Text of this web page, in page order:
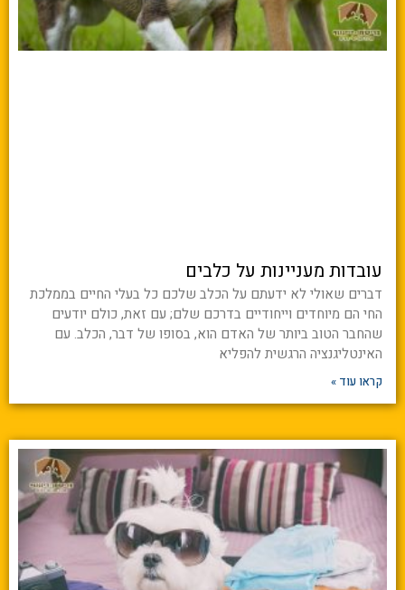
עובדות מעניינות על כלבים
דברים שאולי לא ידעתם על הכלב שלכם כל בעלי החיים בממלכת
החי הם מיוחדים וייחודיים בדרכם שלם; עם זאת, כולם יודעים
שהחבר הטוב ביותר של האדם הוא, בסופו של דבר, הכלב. עם
האינטליגנציה הרגשית להפליא
קראו עוד »